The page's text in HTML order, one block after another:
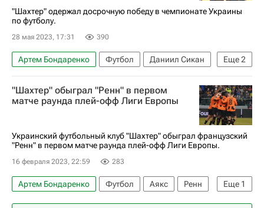
"Шахтер" одержал досрочную победу в чемпионате Украины
по футболу.
28 мая 2023, 17:31 390
Еще2
Артем Бондаренко Футбол
Даниил Сикан
Тарас Степаненко
Шахтер
"Шахтер" обыграл "Ренн" в первом
матче раунда плей-офф Лиги Европы
Украинский футбольный клуб "Шахтер" обыграл французский
"Ренн" в первом матче раунда плей-офф Лиги Европы.
16 февраля 2023, 22:59 283
Еще 1
Артем Бондаренко Футбол Аякс
Ренн
Шахтер